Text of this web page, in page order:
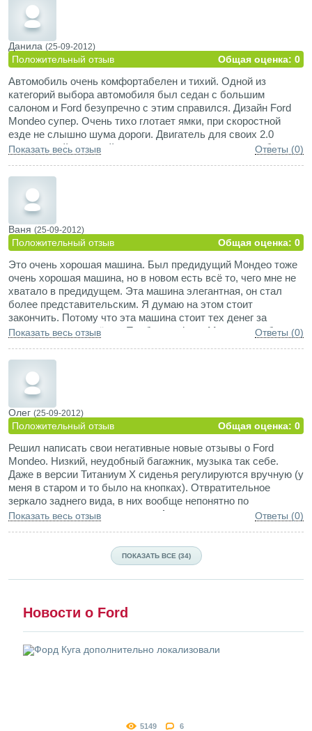
Данила (25-09-2012)
Положительный отзыв Общая оценка: 0
Автомобиль очень комфортабелен и тихий. Одной из
категорий выбора автомобиля был седан с большим
салоном и Ford безупречно с этим справился. Дизайн Ford
Mondeo супер. Очень тихо глотает ямки, при скоростной
езде не слышно шума дороги. Двигатель для своих 2.0
очень живой и резвый. стекла высокие что очень удобно в
Показать весь отзыв Ответы (0)
Ваня (25-09-2012)
Положительный отзыв Общая оценка: 0
Это очень хорошая машина. Был предидущий Мондео тоже
очень хорошая машина, но в новом есть всё то, чего мне не
хватало в предидущем. Эта машина элегантная, он стал
более представительским. Я думаю на этом стоит
закончить. Потому что эта машина стоит тех денег за
которые она продаётся. Проблемы Форд Мондео о себе еще
Показать весь отзыв Ответы (0)
Олег (25-09-2012)
Положительный отзыв Общая оценка: 0
Решил написать свои негативные новые отзывы о Ford
Mondeo. Низкий, неудобный багажник, музыка так себе.
Даже в версии Титаниум Х сиденья регулируются вручную (у
меня в старом и то было на кнопках). Отвратительное
зеркало заднего вида, в них вообще непонятно по
расстоянию кто-где находится. Автомат не сильно
навалит, придется часто копать.
Показать весь отзыв Ответы (0)
ПОКАЗАТЬ ВСЕ (34)
Новости о Ford
5149 6